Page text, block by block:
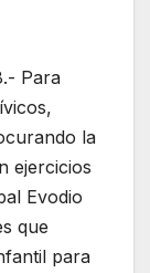
Para
la
ejercicios
Evodio
que
para